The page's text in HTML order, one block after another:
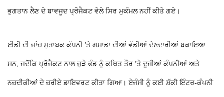
ਭੁਗਤਾਨ ਲੈਣ ਦੇ ਬਾਵਜੂਦ ਪ੍ਰੋਜੈਕਟ ਵੇਲੇ ਸਿਰ ਮੁਕੰਮਲ ਨਹੀਂ ਕੀਤੇ ਗਏ।
ਈਡੀ ਦੀ ਜਾਂਚ ਮੁਤਾਬਕ ਕੰਪਨੀ ’ਤੇ ਗਮਾਡਾ ਦੀਆਂ ਵੱਡੀਆਂ ਦੇਣਦਾਰੀਆਂ ਬਕਾਇਆ
ਸਨ, ਜਦੋਂਕਿ ਪ੍ਰੋਜੈਕਟ ਨਾਲ ਜੁੜੇ ਫੰਡ ਨੂੰ ਕਥਿਤ ਤੌਰ ’ਤੇ ਦੂਜੀਆਂ ਕੰਪਨੀਆਂ ਅਤੇ
ਨਜ਼ਦੀਕੀਆਂ ਦੇ ਜ਼ਰੀਏ ਡਾਇਵਰਟ ਕੀਤਾ ਗਿਆ। ਏਜੰਸੀ ਨੂੰ ਕਈ ਸ਼ੱਕੀ ਇੰਟਰ-ਕੰਪਨੀ